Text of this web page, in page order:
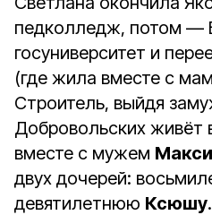
педколледж, потом —
госуниверситет и
(где жила вместе с
Строитель, выйдя
Добровольских живёт
вместе с мужем
двух дочерей:
девятилетнюю Ксюшу.